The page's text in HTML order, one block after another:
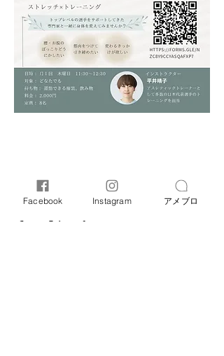
このイベントをシェア
Facebook Instagram アメブロ